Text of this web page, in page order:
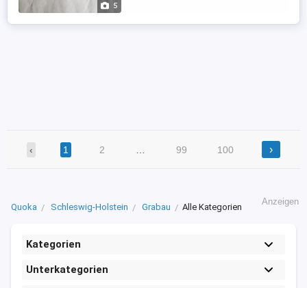
5
zum Laufen zu bringen. *** Ich ...
‹ 1 2 99 100 ›
Quoka Schleswig-Holstein Grabau Alle Kategorien
Kategorien
Unterkategorien
Anzeigen